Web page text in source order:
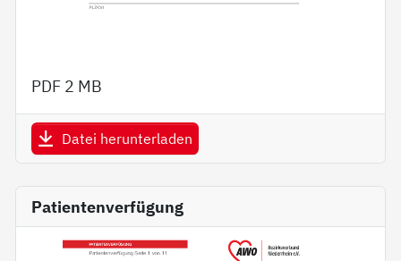
PDF 2 MB
Datei herunterladen
Patientenverfügung